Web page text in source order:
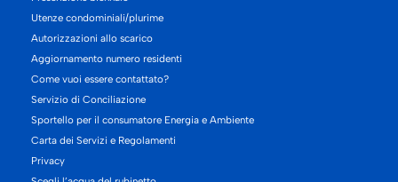
Utenze condominiali/plurime
Autorizzazioni allo scarico
Aggiornamento numero residenti
Come vuoi essere contattato?
Servizio di Conciliazione
Sportello per il consumatore Energia e Ambiente
Carta dei Servizi e Regolamenti
Privacy